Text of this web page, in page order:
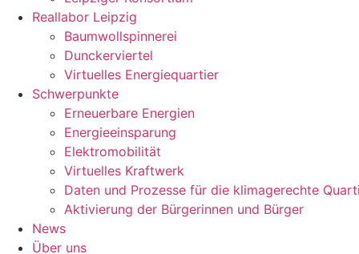
Reallabor Leipzig
Baumwollspinnerei
Dunckerviertel
Virtuelles Energiequartier
Schwerpunkte
Erneuerbare Energien
Energieeinsparung
Elektromobilität
Virtuelles Kraftwerk
Daten und Prozesse für die klimagerechte
Aktivierung der Bürgerinnen und Bürger
News
Über uns